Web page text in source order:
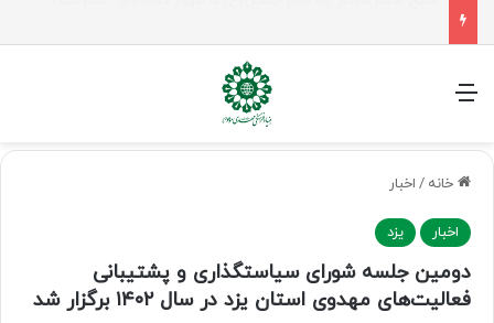
منو
خانه / اخبار
اخبار یزد
دومین جلسه شورای سیاستگذاری و پشتیبانی
فعالیت‌های مهدوی استان یزد در سال ۱۴۰۲ برگزار شد